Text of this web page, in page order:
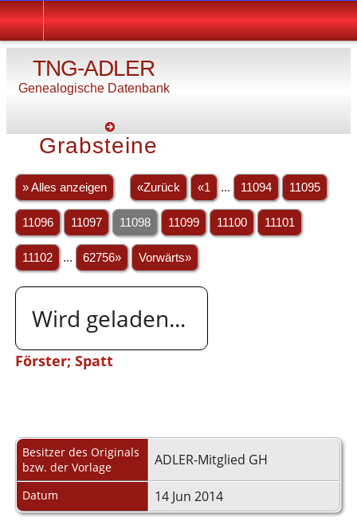
TNG-ADLER
Genealogische Datenbank
Grabsteine
» Alles anzeigen «Zurück «1 ... 11094 11095
11096 11097 11098 11099 11100 11101
11102 ... 62756» Vorwärts»
Wird geladen...
Förster; Spatt
Besitzer des Originals
bzw. der Vorlage
ADLER-Mitglied GH
Datum 14 Jun 2014